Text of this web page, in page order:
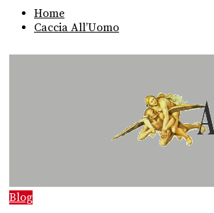
Home
Caccia All’Uomo
Blog